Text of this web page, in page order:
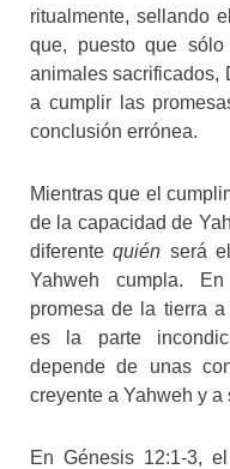
ritualmente, sellando
que, puesto que
animales sacrificados,
a cumplir las
conclusión errónea.
Mientras que el
de la capacidad de
diferentequién será
Yahweh cumpla.
promesa de la tierra
es la parte
depende de unas
creyente a Yahweh y
En Génesis 12:1-3,